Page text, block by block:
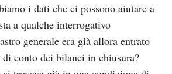
i dati che ci possono aiutare a
a qualche interrogativo
generale era già allora entrato
di conto dei bilanci in chiusura?